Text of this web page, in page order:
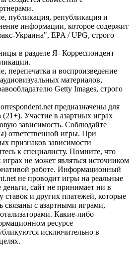
публикация, републикация и
информации, которое содержит
Украина", EPA / UPG, строго
в разделе Я- Корреспондент
перепечатка и воспроизведение
материалов,
Getty Images, строго
предназначены для
Участие в азартных играх
зависимость. Соблюдайте
ответственной игры. При
признаков зависимости
к специалисту. Помните, что
играх не может являться источником
работе. Информационный
не проводит игры на реальные
сайт не принимает ни в
ставок и других платежей, которые
связаны с азартными играми,
Какие-либо
ресурсе
исключительно в